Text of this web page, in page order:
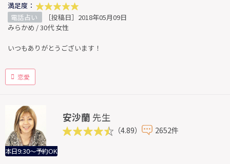
満足度：
電話占い
［投稿日］2018年05月09日
みらかめ / 30代 女性
いつもありがとうございます！
恋愛
本日9:30～予約OK
安沙蘭 先生
（4.89） 2652件